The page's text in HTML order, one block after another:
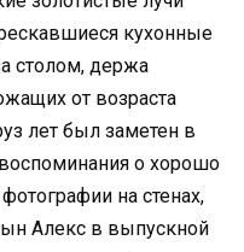
кухонные
столом, держа
от возраста
лет был заметен в
о хорошо
на стенах,
Алекс в выпускной